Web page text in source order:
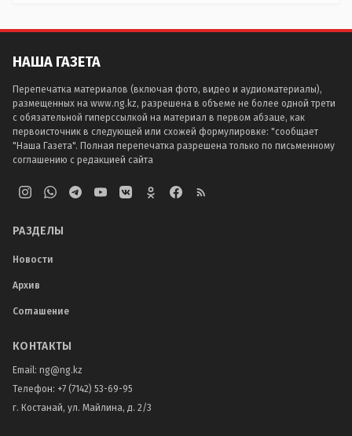
НАША ГАЗЕТА
Перепечатка материалов (включая фото, видео и аудиоматериалы),
размещенных на www.ng.kz, разрешена в объеме не более одной трети
с обязательной гиперссылкой на материал в первом абзаце, как
первоисточник в следующей или схожей формулировке: "сообщает
"Наша Газета". Полная перепечатка разрешена только по письменному
соглашению с редакцией сайта
РАЗДЕЛЫ
Новости
Архив
Соглашение
КОНТАКТЫ
Email: ng@ng.kz
Телефон: +7 (7142) 53-69-95
г. Костанай, ул. Майлина, д. 2/3